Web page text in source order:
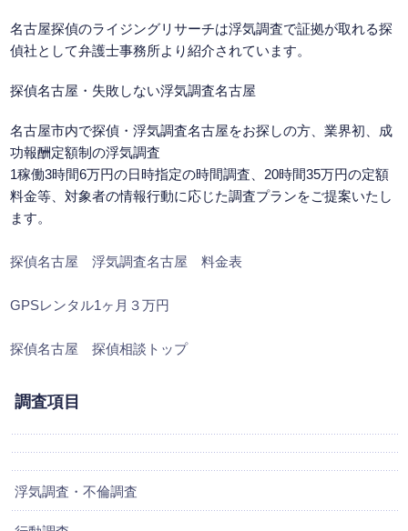
名古屋探偵のライジングリサーチは浮気調査で証拠が取れる探
偵社として弁護士事務所より紹介されています。
探偵名古屋 ・失敗しない浮気調査名古屋
名古屋市内で探偵・浮気調査名古屋をお探しの方、業界初、成
功報酬定額制の浮気調査
1稼働3時間6万円の日時指定の時間調査、20時間35万円の定額
料金等、対象者の情報行動に応じた調査プランをご提案いたし
ます。
探偵名古屋 浮気調査名古屋 料金表
GPSレンタル1ヶ月３万円
探偵名古屋 探偵相談トップ
調査項目
浮気調査・不倫調査